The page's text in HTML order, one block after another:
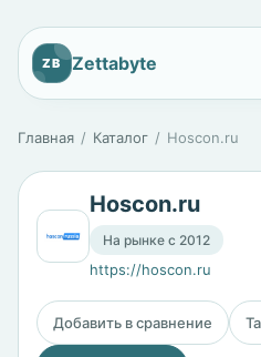
ZB Zettabyte
Главная Каталог Hoscon.ru
Hoscon.ru
На рынке с 2012
https://hoscon.ru
Добавить в сравнение